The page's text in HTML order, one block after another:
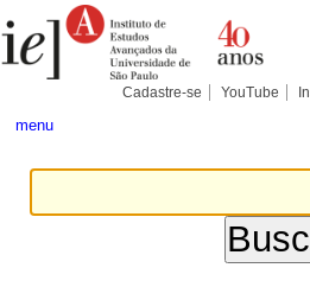
para
conteúdo.
Pessoais
Cadastre-se YouTube
menu